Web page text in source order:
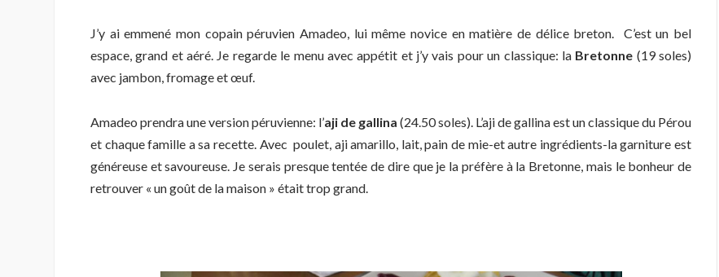
J’y ai emmené mon copain péruvien Amadeo, lui même novice en matière de délice breton. C’est un bel
espace, grand et aéré. Je regarde le menu avec appétit et j’y vais pour un classique: la Bretonne (19 soles)
avec jambon, fromage et œuf.
Amadeo prendra une version péruvienne: l’aji de gallina (24.50 soles). L’aji de gallina est un classique du Pérou
et chaque famille a sa recette. Avec poulet, aji amarillo, lait, pain de mie-et autre ingrédients-la garniture est
généreuse et savoureuse. Je serais presque tentée de dire que je la préfère à la Bretonne, mais le bonheur de
retrouver « un goût de la maison » était trop grand.